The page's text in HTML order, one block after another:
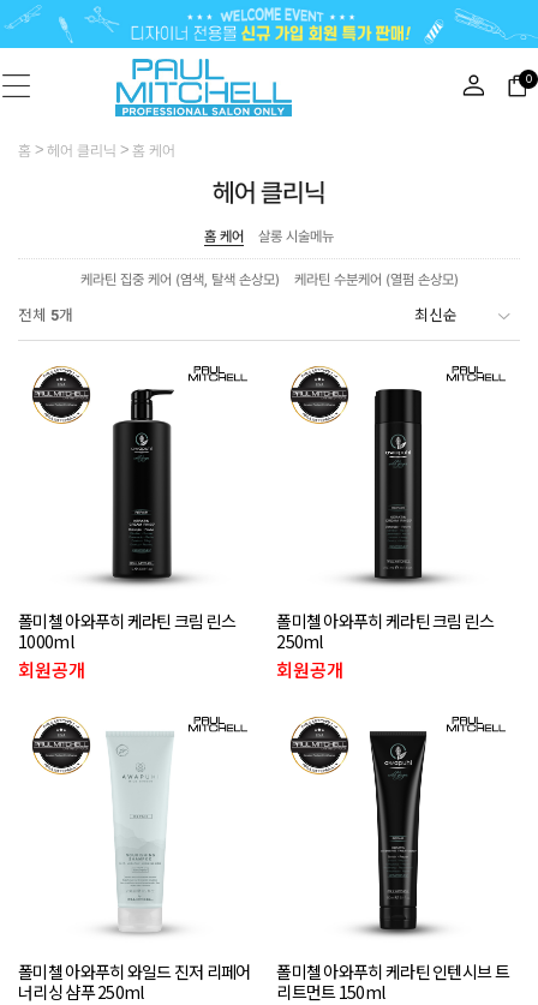
0
홈 헤어 클리닉 홈 케어
헤어 클리닉
홈 케어 살롱 시술메뉴
케라틴 집중 케어 (염색, 탈색 손상모) 케라틴 수분케어 (열펌 손상모)
전체 5개
폴미첼 아와푸히 케라틴 크림 린스
1000ml
회원공개
폴미첼 아와푸히 케라틴 크림 린스
250ml
회원공개
폴미첼 아와푸히 와일드 진저 리페어
너리싱 샴푸 250ml
폴미첼 아와푸히 케라틴 인텐시브 트
리트먼트 150ml